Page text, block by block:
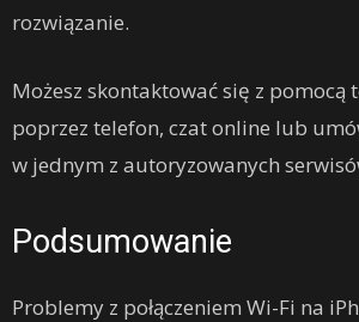
rozwiązanie.
Możesz skontaktować się z pomocą
poprzez telefon, czat online lub
w jednym z autoryzowanych
Podsumowanie
Problemy z połączeniem Wi-Fi na